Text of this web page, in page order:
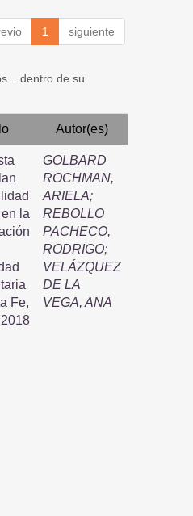
1 siguiente
dentro de su
Autor(es)
la
Fe,
GOLBARD
ROCHMAN,
ARIELA;
REBOLLO
PACHECO,
RODRIGO;
VELÁZQUEZ
DE LA
VEGA, ANA